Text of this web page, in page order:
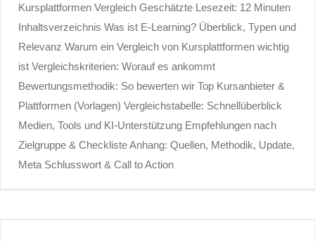
Kursplattformen Vergleich Geschätzte Lesezeit: 12 Minuten
Inhaltsverzeichnis Was ist E‑Learning? Überblick, Typen und
Relevanz Warum ein Vergleich von Kursplattformen wichtig
ist Vergleichskriterien: Worauf es ankommt
Bewertungsmethodik: So bewerten wir Top Kursanbieter &
Plattformen (Vorlagen) Vergleichstabelle: Schnellüberblick
Medien, Tools und KI‑Unterstützung Empfehlungen nach
Zielgruppe & Checkliste Anhang: Quellen, Methodik, Update,
Meta Schlusswort & Call to Action